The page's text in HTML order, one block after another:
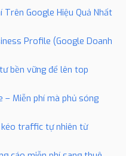
Trên Google Hiệu Quả Nhất
Profile (Google Doanh
bền vững để lên top
– Miễn phí mà phủ sóng
traffic tự nhiên từ